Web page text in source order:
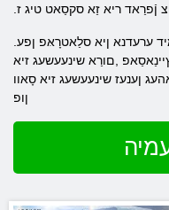
ןֿפרַאד ריא זַא סקסַאט טיג ז
,םורַא שינעעשעג זיא
ןענעז שינעעשעג זיא סָאוו
ןופ